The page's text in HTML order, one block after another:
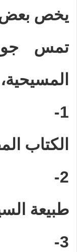
يخص بعض
تمس
المسيحية
1-
الكتاب
2-
طبيعة
3-